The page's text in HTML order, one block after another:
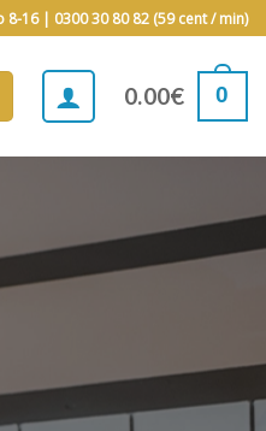
8-16 | 0300 30 80 82 (59 cent / min)
0.00€ 0